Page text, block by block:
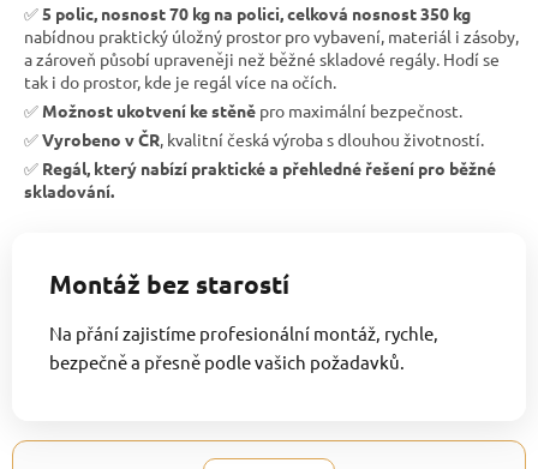
✅5 polic, nosnost 70 kg na polici, celková nosnost 350 kg
nabídnou praktický úložný prostor pro vybavení, materiál i zásoby,
a zároveň působí upraveněji než běžné skladové regály. Hodí se
tak i do prostor, kde je regál více na očích.
✅ Možnost ukotvení ke stěně pro maximální bezpečnost.
✅Vyrobeno v ČR, kvalitní česká výroba s dlouhou životností.
✅ Regál, který nabízí praktické a přehledné řešení pro běžné
skladování.
Montáž bez starostí
Na přání zajistíme profesionální montáž, rychle,
bezpečně a přesně podle vašich požadavků.